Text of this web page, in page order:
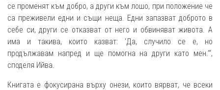
се променят към добро, а други към лошо, при положение че
са преживели едни и същи неща. Едни запазват доброто в
себе си, други се отказват от него и обвиняват живота. А
има и такива, които казват: ‘Да, случило се е, но
продължавам напред и ще помогна на други като мен.’“,
споделя Ийва.
Книгата е фокусирана върху онези, които вярват, че всеки